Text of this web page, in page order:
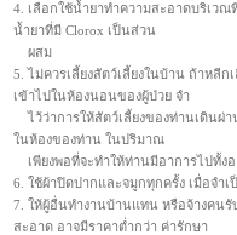
4. เลือกใช้น้ำยาทำความสะอาดบริเว
น้ำยาที่มี Clorox เป็นส่วน
ผสม
5. ไม่ควรเลี้ยงสัตว์เลี้ยงในบ้าน ถ้าหลีก
เข้าไปในห้องนอนของผู้ป่วย จำ
ไว้ว่าการให้สัตว์เลี้ยงของท่านเดินผ่
ในห้องของท่าน ในปริมาณ
เพียงพอที่จะทำให้ท่านมีอาการไปทั้ง
6. ใช้ผ้าปิดปากและจมูกทุกครั้ง เมื่อจำ
7. ให้ผู้อื่นทำงานบ้านแทน หรือจ้างคนรั
สะอาด อาจมีราคาต่ำกว่า ค่ารักษา